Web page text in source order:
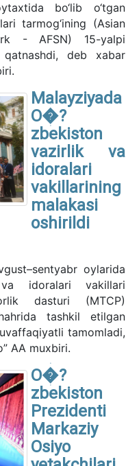
bo‘lib o‘tgan
tarmog‘ining (Asian
- AFSN) 15-yalpi
deb xabar
Malayziyada
O�?
zbekiston
vazirlik va
idoralari
vakillarining
malakasi
oshirildi
oylarida
va idoralari vakillari
dasturi (MTCP)
tashkil etilgan
tamomladi,
AA muxbiri.
O�?
zbekiston
Prezidenti
Markaziy
Osiyo